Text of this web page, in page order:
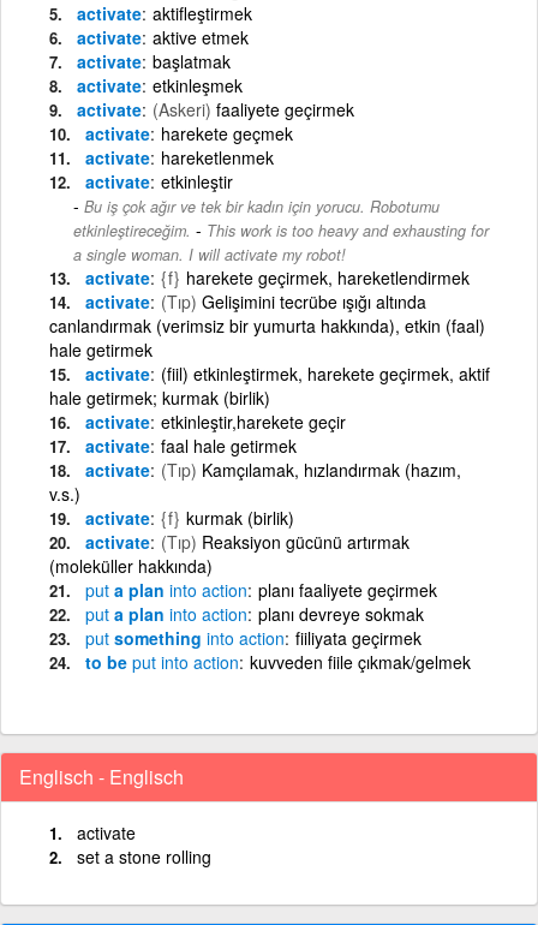
activate aktifleştirmek
activate aktive etmek
activate başlatmak
activate etkinleşmek
activate (Askeri) faaliyete geçirmek
activate harekete geçmek
activate hareketlenmek
activate etkinleştir
Bu iş çok ağır ve tek bir kadın için yorucu. Robotumu
etkinleştireceğim. - This work is too heavy and exhausting for
a single woman. I will activate my robot!
activate {f} harekete geçirmek, hareketlendirmek
activate (Tıp) Gelişimini tecrübe ışığı altında
canlandırmak (verimsiz bir yumurta hakkında), etkin (faal)
hale getirmek
activate (fiil) etkinleştirmek, harekete geçirmek, aktif
hale getirmek; kurmak (birlik)
activate etkinleştir,harekete geçir
activate faal hale getirmek
activate (Tıp) Kamçılamak, hızlandırmak (hazım,
v.s.)
activate {f} kurmak (birlik)
activate (Tıp) Reaksiyon gücünü artırmak
(moleküller hakkında)
put a plan into action planı faaliyete geçirmek
put a plan into action planı devreye sokmak
put something into action fiiliyata geçirmek
to be put into action kuvveden fiile çıkmak/gelmek
Englisch - Englisch
activate
set a stone rolling